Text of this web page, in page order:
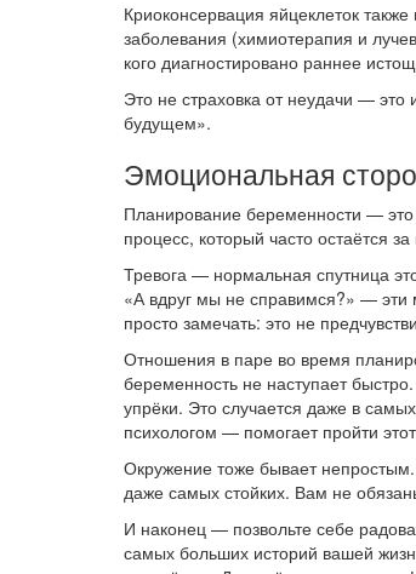
Криоконсервация яйцеклеток
заболевания (химиотерапия и
кого диагностировано раннее
Это не страховка от неудачи — это
будущем».
Эмоциональная
Планирование беременности —
процесс, который часто остаётся
Тревога — нормальная спутница
«А вдруг мы не справимся?» — эти
просто замечать: это не
Отношения в паре во время
беременность не наступает
упрёки. Это случается даже в
психологом — помогает пройти
Окружение тоже бывает
даже самых стойких. Вам не
И наконец — позвольте себе
самых больших историй вашей